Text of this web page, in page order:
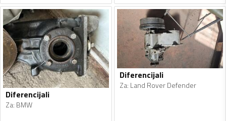
Diferencijali
Za: BMW
Diferencijali
Za: Land Rover Defender